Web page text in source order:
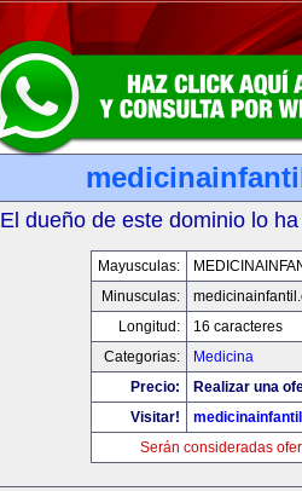
El dueño de este dominio lo
Mayusculas:
Minusculas:
Longitud:
16 caracteres
Categorias:
Medicina
Precio:
Realizar una
Visitar!
Serán consideradas